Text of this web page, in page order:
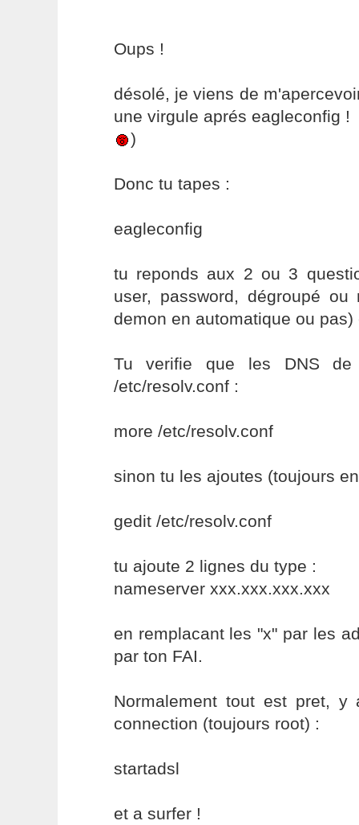
Oups !
désolé, je viens de
une virgule aprés eagleconfig !
)
Donc tu tapes :
eagleconfig
tu reponds aux 2 ou 3
user, password, dégroupé
demon en automatique ou
Tu verifie que les DNS
/etc/resolv.conf :
more /etc/resolv.conf
sinon tu les ajoutes (toujours
gedit /etc/resolv.conf
tu ajoute 2 lignes du type :
nameserver xxx.xxx.xxx.xxx
en remplacant les "x" par les
par ton FAI.
Normalement tout est pret,
connection (toujours root) :
startadsl
et a surfer !